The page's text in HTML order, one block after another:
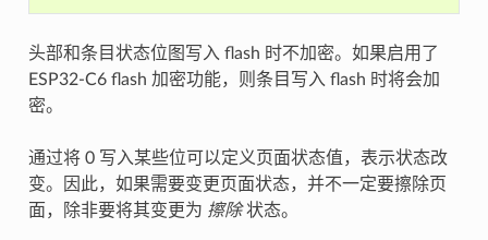
头部和条目状态位图写入 flash 时不加密。如果启用了
ESP32-C6 flash 加密功能，则条目写入 flash 时将会加
密。
通过将 0 写入某些位可以定义页面状态值，表示状态改
变。因此，如果需要变更页面状态，并不一定要擦除页
面，除非要将其变更为 擦除状态。